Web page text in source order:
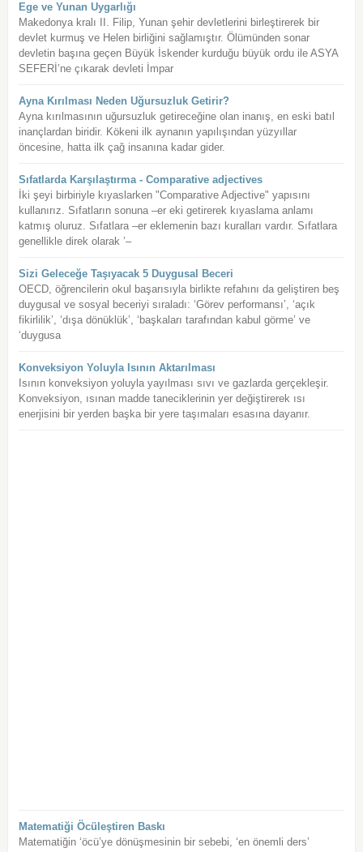
Ege ve Yunan Uygarlığı
Makedonya kralı II. Filip, Yunan şehir devletlerini birleştirerek bir
devlet kurmuş ve Helen birliğini sağlamıştır. Ölümünden sonar
devletin başına geçen Büyük İskender kurduğu büyük ordu ile ASYA
SEFERİ’ne çıkarak devleti İmpar
Ayna Kırılması Neden Uğursuzluk Getirir?
Ayna kırılmasının uğursuzluk getireceğine olan inanış, en eski batıl
inançlardan biridir. Kökeni ilk aynanın yapılışından yüzyıllar
öncesine, hatta ilk çağ insanına kadar gider.
Sıfatlarda Karşılaştırma - Comparative adjectives
İki şeyi birbiriyle kıyaslarken "Comparative Adjective" yapısını
kullanırız. Sıfatların sonuna –er eki getirerek kıyaslama anlamı
katmış oluruz. Sıfatlara –er eklemenin bazı kuralları vardır. Sıfatlara
genellikle direk olarak ’–
Sizi Geleceğe Taşıyacak 5 Duygusal Beceri
OECD, öğrencilerin okul başarısıyla birlikte refahını da geliştiren beş
duygusal ve sosyal beceriyi sıraladı: ‘Görev performansı’, ‘açık
fikirlilik’, ‘dışa dönüklük’, ‘başkaları tarafından kabul görme’ ve
‘duygusa
Konveksiyon Yoluyla Isının Aktarılması
Isının konveksiyon yoluyla yayılması sıvı ve gazlarda gerçekleşir.
Konveksiyon, ısınan madde taneciklerinin yer değiştirerek ısı
enerjisini bir yerden başka bir yere taşımaları esasına dayanır.
Matematiği Öcüleştiren Baskı
Matematiğin ‘öcü’ye dönüşmesinin bir sebebi, ‘en önemli ders’